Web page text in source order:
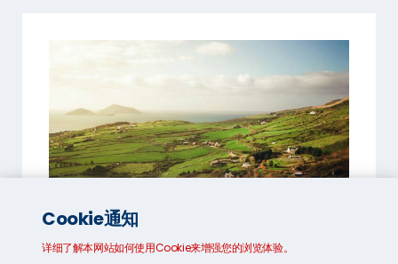
Cookie通知
详细了解本网站如何使用Cookie来增强您的浏览体验。